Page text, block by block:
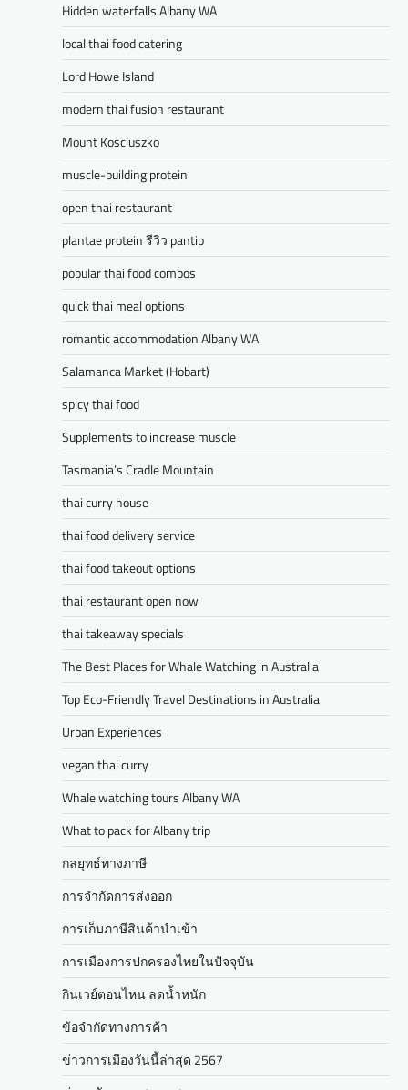
Hidden waterfalls Albany WA
local thai food catering
Lord Howe Island
modern thai fusion restaurant
Mount Kosciuszko
muscle-building protein
open thai restaurant
plantae protein รีวิว pantip
popular thai food combos
quick thai meal options
romantic accommodation Albany WA
Salamanca Market (Hobart)
spicy thai food
Supplements to increase muscle
Tasmania’s Cradle Mountain
thai curry house
thai food delivery service
thai food takeout options
thai restaurant open now
thai takeaway specials
The Best Places for Whale Watching in Australia
Top Eco-Friendly Travel Destinations in Australia
Urban Experiences
vegan thai curry
Whale watching tours Albany WA
What to pack for Albany trip
กลยุทธ์ทางภาษี
การจำกัดการส่งออก
การเก็บภาษีสินค้านำเข้า
การเมืองการปกครองไทยในปัจจุบัน
กินเวย์ตอนไหน ลดน้ำหนัก
ข้อจำกัดทางการค้า
ข่าวการเมืองวันนี้ล่าสุด 2567